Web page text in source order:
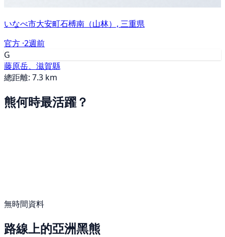
いなべ市大安町石榑南（山林）, 三重県
官方 ·2週前
G
藤原岳、滋賀縣
總距離: 7.3 km
熊何時最活躍？
無時間資料
路線上的亞洲黑熊